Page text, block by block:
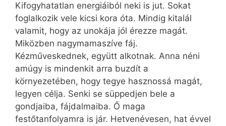
Kifogyhatatlan energiáiból neki is jut. Sokat
foglalkozik vele kicsi kora óta. Mindig kitalál
valamit, hogy az unokája jól érezze magát.
Miközben nagymamaszíve fáj.
Kézműveskednek, együtt alkotnak. Anna néni
amúgy is mindenkit arra buzdít a
környezetében, hogy tegye hasznossá magát,
legyen célja. Senki se süppedjen bele a
gondjaiba, fájdalmaiba. Ő maga
festőtanfolyamra is jár. Hetvenévesen, hat évvel